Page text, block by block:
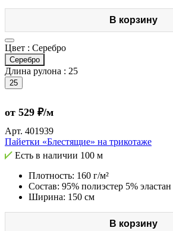
В корзину
Цвет : Серебро
Серебро
Длина рулона : 25
25
от 529 ₽/м
Арт. 401939
Пайетки «Блестящие» на трикотаже
Есть в наличии 100 м
Плотность: 160 г/м²
Состав: 95% полиэстер 5% эластан
Ширина: 150 см
В корзину